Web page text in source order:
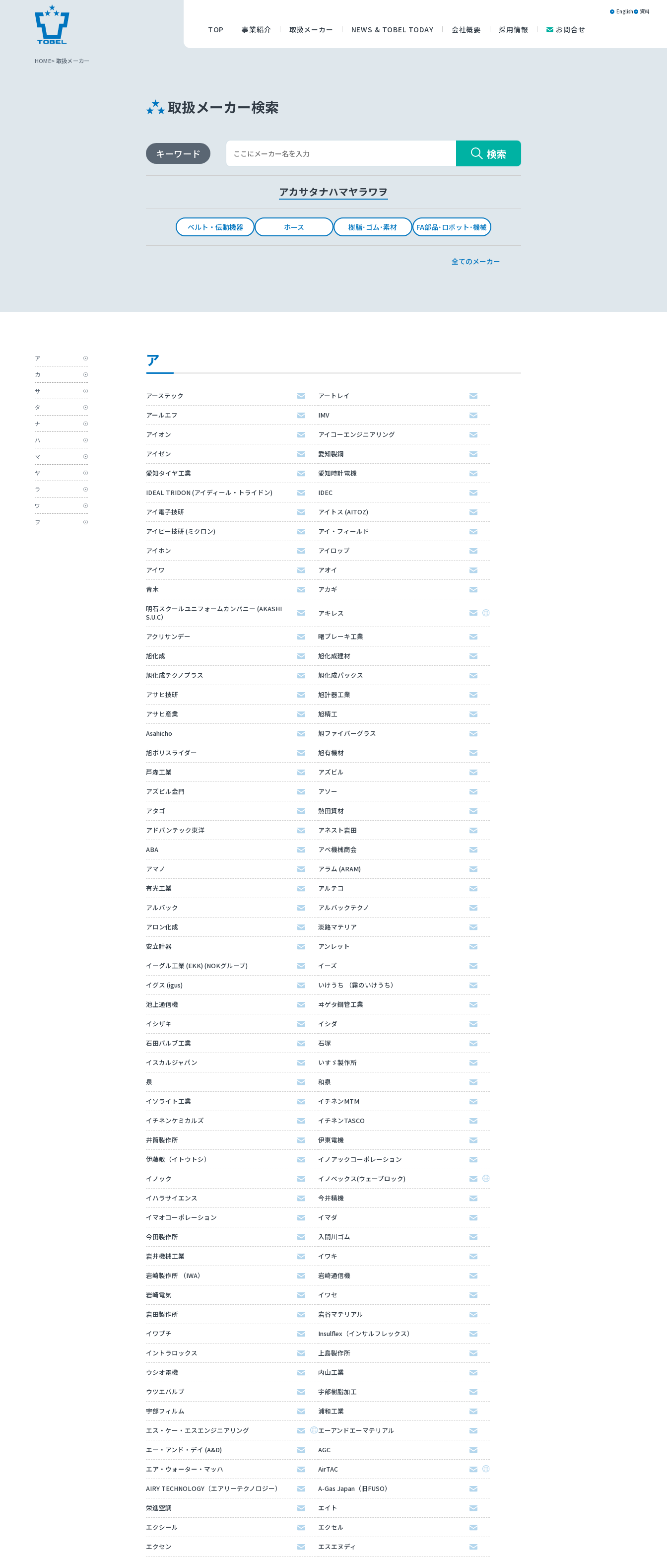
TOP 事業紹介 取扱メーカー NEWS & TOBEL TODAY 会社概要 採用情報 お問合せ
English 資料
HOME 取扱メーカー
取扱メーカー検索
キーワード 検索
アカサタナハマヤラワヲ
ベルト・伝動機器 ホース 樹脂･ゴム･素材 FA部品･ロボット･機械
全てのメーカー
ア
アーステック アートレイ
アールエフ IMV
アイオン アイコーエンジニアリング
アイゼン 愛知製鋼
愛知タイヤ工業 愛知時計電機
IDEAL TRIDON (アイディール・トライドン) IDEC
アイ電子技研 アイトス (AITOZ)
アイピー技研 (ミクロン) アイ・フィールド
アイホン アイロップ
アイワ アオイ
青木 アカギ
明石スクールユニフォームカンパニー (AKASHI
S.U.C）
アキレス
アクリサンデー 曙ブレーキ工業
旭化成 旭化成建材
旭化成テクノプラス 旭化成パックス
アサヒ技研 旭計器工業
アサヒ産業 旭精工
Asahicho 旭ファイバーグラス
旭ポリスライダー 旭有機材
芦森工業 アズビル
アズビル金門 アソー
アタゴ 熱田資材
アドバンテック東洋 アネスト岩田
ABA アベ機械商会
アマノ アラム (ARAM)
有光工業 アルテコ
アルバック アルバックテクノ
アロン化成 淡路マテリア
安立計器 アンレット
イーグル工業 (EKK) (NOKグループ) イーズ
イグス (igus) いけうち （霧のいけうち）
池上通信機 ヰゲタ鋼管工業
イシザキ イシダ
石田バルブ工業 石塚
イスカルジャパン いすゞ製作所
泉 和泉
イソライト工業 イチネンMTM
イチネンケミカルズ イチネンTASCO
井筒製作所 伊東電機
伊藤敏（イトウトシ） イノアックコーポレーション
イノック イノベックス(ウェーブロック)
イハラサイエンス 今井精機
イマオコーポレーション イマダ
今田製作所 入間川ゴム
岩井機械工業 イワキ
岩崎製作所 （IWA） 岩崎通信機
岩崎電気 イワセ
岩田製作所 岩谷マテリアル
イワブチ Insulflex（インサルフレックス）
イントラロックス 上島製作所
ウシオ電機 内山工業
ウツエバルブ 宇部樹脂加工
宇部フィルム 浦和工業
エス・ケー・エスエンジニアリング エーアンドエーマテリアル
エー・アンド・デイ (A&D) AGC
エア・ウォーター・マッハ AirTAC
AIRY TECHNOLOGY（エアリーテクノロジー） A-Gas Japan（旧FUSO）
栄進空調 エイト
エクシール エクセル
エクセン エスエヌディ
ア
カ
サ
タ
ナ
ハ
マ
ヤ
ラ
ワ
ヲ